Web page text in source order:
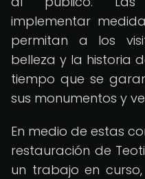
implementar
permitan a los
belleza y la historia
tiempo que se
sus monumentos y
En medio de estas
restauración de
un trabajo en